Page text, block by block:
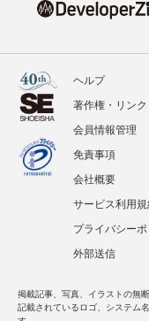
ヘルプ
著作権・リンク
会員情報管理
免責事項
会社概要
サービス利用
プライバシー
外部送信
掲載記事、写真、イラストの無
記載されているロゴ、システム